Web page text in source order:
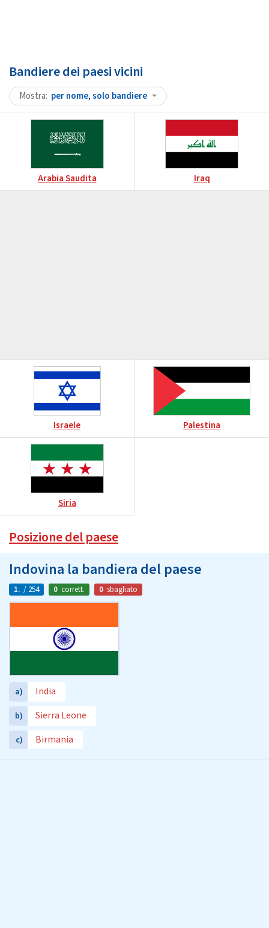
Bandiere dei paesi vicini
Mostra per nome, solo bandiere
Arabia Saudita Iraq
Israele Palestina
Siria
Posizione del paese
Indovina la bandiera del paese
1. / 254 0 corrett. 0 sbagliato
a) India
b) Sierra Leone
c) Birmania